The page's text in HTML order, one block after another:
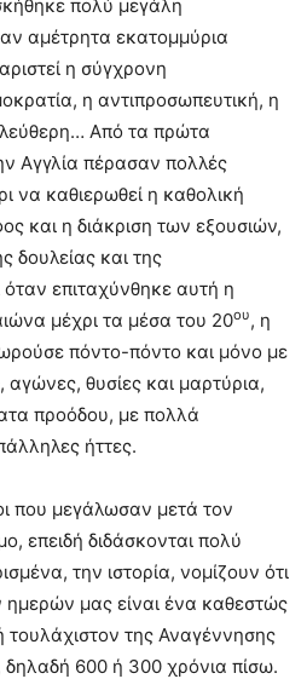
πολύ μεγάλη
αμέτρητα εκατομμύρια
η σύγχρονη
η αντιπροσωπευτική, η
Από τα πρώτα
Αγγλία πέρασαν πολλές
να καθιερωθεί η καθολική
και η διάκριση των εξουσιών,
δουλείας και της
επιταχύνθηκε αυτή η
μέχρι τα μέσα του 20ου, η
πόντο-πόντο και μόνο με
θυσίες και μαρτύρια,
προόδου, με πολλά
ήττες.
που μεγάλωσαν μετά τον
επειδή διδάσκονται πολύ
την ιστορία, νομίζουν ότι
ημερών μας είναι ένα καθεστώς
τουλάχιστον της Αναγέννησης
600 ή 300 χρόνια πίσω.